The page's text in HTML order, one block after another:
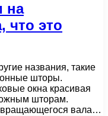
на
что это
названия, такие
шторы.
окна красивая
шторам.
вала…